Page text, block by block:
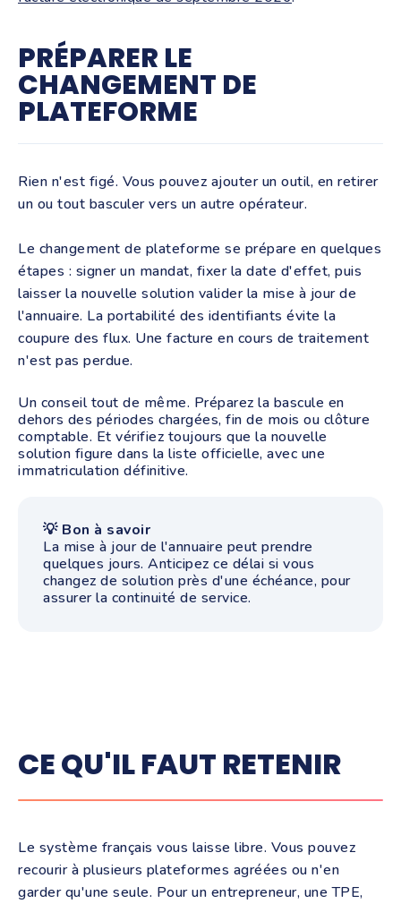
PRÉPARER LE
CHANGEMENT DE
PLATEFORME
Rien n'est figé. Vous pouvez ajouter un outil, en retirer
un ou tout basculer vers un autre opérateur.
Le changement de plateforme se prépare en quelques
étapes : signer un mandat, fixer la date d'effet, puis
laisser la nouvelle solution valider la mise à jour de
l'annuaire. La portabilité des identifiants évite la
coupure des flux. Une facture en cours de traitement
n'est pas perdue.
Un conseil tout de même. Préparez la bascule en
dehors des périodes chargées, fin de mois ou clôture
comptable. Et vérifiez toujours que la nouvelle
solution figure dans la liste officielle, avec une
immatriculation définitive.
💡 Bon à savoir
La mise à jour de l'annuaire peut prendre
quelques jours. Anticipez ce délai si vous
changez de solution près d'une échéance, pour
assurer la continuité de service.
CE QU'IL FAUT RETENIR
Le système français vous laisse libre. Vous pouvez
recourir à plusieurs plateformes agréées ou n'en
garder qu'une seule. Pour un entrepreneur, une TPE,